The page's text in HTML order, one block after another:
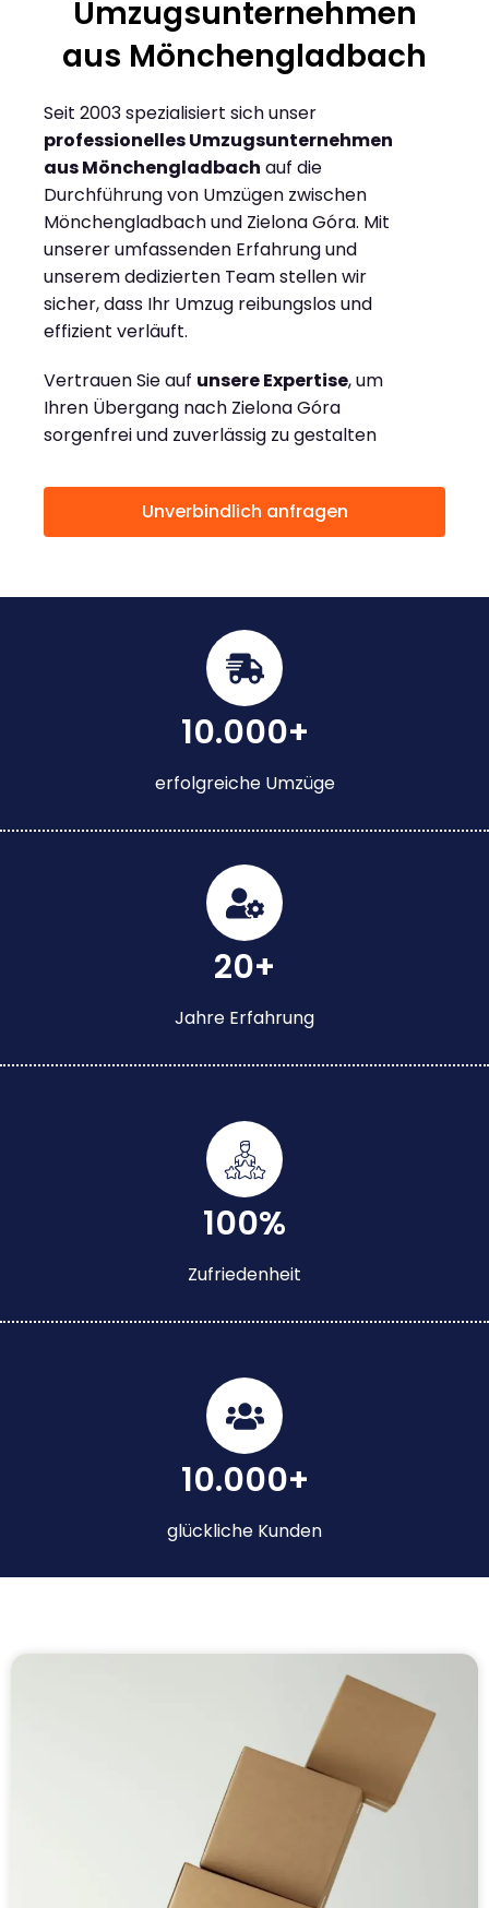
Umzugsunternehmen
aus Mönchengladbach
Seit 2003 spezialisiert sich unser
professionelles Umzugsunternehmen
aus Mönchengladbach auf die
Durchführung von Umzügen zwischen
Mönchengladbach und Zielona Góra. Mit
unserer umfassenden Erfahrung und
unserem dedizierten Team stellen wir
sicher, dass Ihr Umzug reibungslos und
effizient verläuft.
Vertrauen Sie auf unsere Expertise, um
Ihren Übergang nach Zielona Góra
sorgenfrei und zuverlässig zu gestalten
Unverbindlich anfragen
10.000+
erfolgreiche Umzüge
20+
Jahre Erfahrung
100%
Zufriedenheit
10.000+
glückliche Kunden